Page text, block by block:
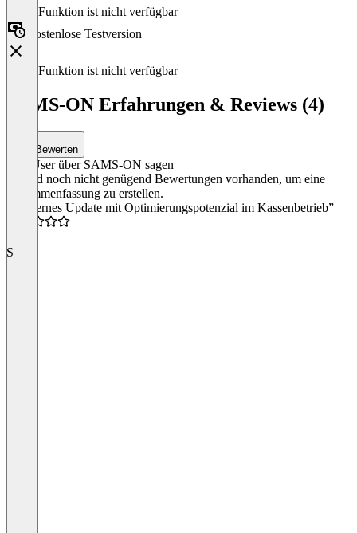
Diese Funktion ist nicht verfügbar
Kostenlose Testversion
Diese Funktion ist nicht verfügbar
SAMS-ON Erfahrungen & Reviews (4)
Bewerten
Was User über SAMS-ON sagen
Es sind noch nicht genügend Bewertungen vorhanden, um eine
Zusammenfassung zu erstellen.
“Modernes Update mit Optimierungspotenzial im Kassenbetrieb”
S